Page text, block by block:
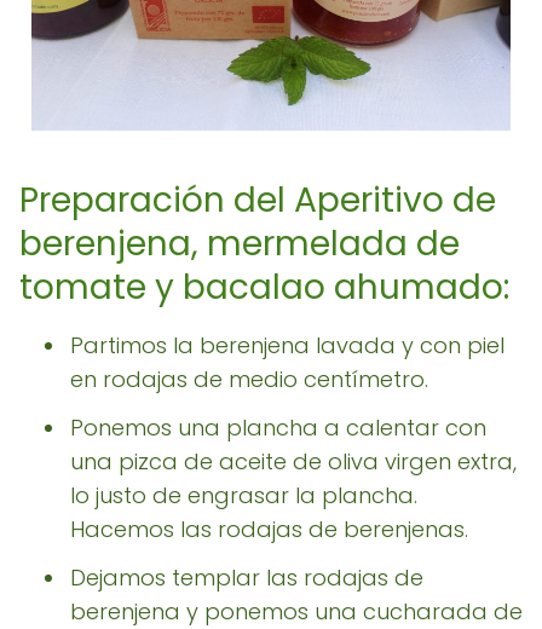
Preparación del Aperitivo de
berenjena, mermelada de
tomate y bacalao ahumado:
Partimos la berenjena lavada y con piel
en rodajas de medio centímetro.
Ponemos una plancha a calentar con
una pizca de aceite de oliva virgen extra,
lo justo de engrasar la plancha.
Hacemos las rodajas de berenjenas.
Dejamos templar las rodajas de
berenjena y ponemos una cucharada de